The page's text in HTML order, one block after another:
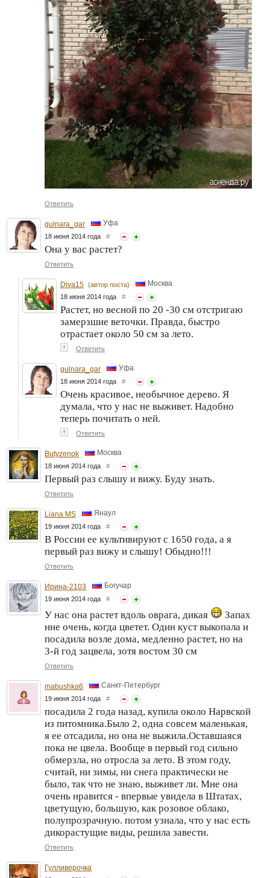
Ответить
gulnara_gar Уфа
18 июня 2014 года #
Она у вас растет?
Ответить
Diva15 (автор поста) Москва
18 июня 2014 года #
Растет, но весной по 20 -30 см отстригаю
замерзшие веточки. Правда, быстро
отрастает около 50 см за лето.
↑ Ответить
gulnara_gar Уфа
18 июня 2014 года #
Очень красивое, необычное дерево. Я
думала, что у нас не выживет. Надобно
теперь почитать о ней.
↑ Ответить
Butyzenok Москва
18 июня 2014 года #
Первый раз слышу и вижу. Буду знать.
Ответить
Liana MS Янаул
19 июня 2014 года #
В России ее культивируют с 1650 года, а я
первый раз вижу и слышу! Обыдно!!!
Ответить
Ирина-2103 Богучар
19 июня 2014 года #
У нас она растет вдоль оврага, дикая
Запах
нне очень, когда цветет. Один куст выкопала и
посадила возле дома, медленно растет, но на
3-й год зацвела, зотя востом 30 см
Ответить
mabushka6 Санкт-Петербург
19 июня 2014 года #
посадила 2 года назад, купила около Нарвской
из питомника.Было 2, одна совсем маленькая,
я ее отсадила, но она не выжила.Оставшаяся
пока не цвела. Вообще в первый год сильно
обмерзла, но отросла за лето. В этом году,
считай, ни зимы, ни снега практически не
было, так что не знаю, выживет ли. Мне она
очень нравится - впервые увидела в Штатах,
цветущую, большую, как розовое облако,
полупрозрачную. потом узнала, что у нас есть
дикорастущие виды, решила завести.
Ответить
Гулливерочка